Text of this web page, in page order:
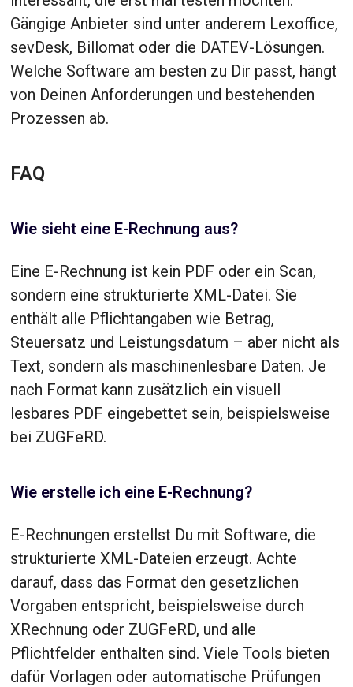
Gängige Anbieter sind unter anderem Lexoffice,
sevDesk, Billomat oder die DATEV-Lösungen.
Welche Software am besten zu Dir passt, hängt
von Deinen Anforderungen und bestehenden
Prozessen ab.
FAQ
Wie sieht eine E-Rechnung aus?
Eine E-Rechnung ist kein PDF oder ein Scan,
sondern eine strukturierte XML-Datei. Sie
enthält alle Pflichtangaben wie Betrag,
Steuersatz und Leistungsdatum – aber nicht als
Text, sondern als maschinenlesbare Daten. Je
nach Format kann zusätzlich ein visuell
lesbares PDF eingebettet sein, beispielsweise
bei ZUGFeRD.
Wie erstelle ich eine E-Rechnung?
E-Rechnungen erstellst Du mit Software, die
strukturierte XML-Dateien erzeugt. Achte
darauf, dass das Format den gesetzlichen
Vorgaben entspricht, beispielsweise durch
XRechnung oder ZUGFeRD, und alle
Pflichtfelder enthalten sind. Viele Tools bieten
dafür Vorlagen oder automatische Prüfungen